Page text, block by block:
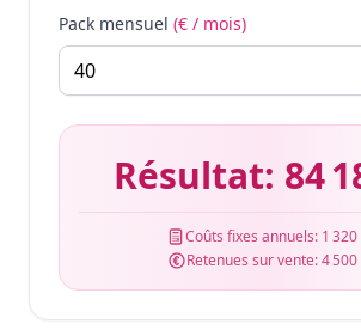
Pack mensuel (€ / mois)
Résultat: 84
Coûts fixes annuels: 1 320
Retenues sur vente:4 500